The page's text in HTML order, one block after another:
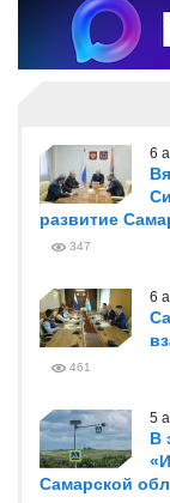
6
развитие
347
6
461
5
В
Самарской